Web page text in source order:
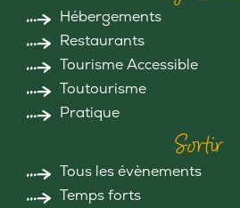
Hébergements
Restaurants
Tourisme Accessible
Toutourisme
Pratique
Sortir
Tous les évènements
Temps forts